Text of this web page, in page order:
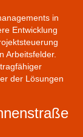
in
Entwicklung
Arbeitsfelder.
der Lösungen